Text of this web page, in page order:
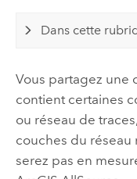
Dans cette
Vous partagez une
contient certaines
ou réseau de
couches du réseau
serez pas en